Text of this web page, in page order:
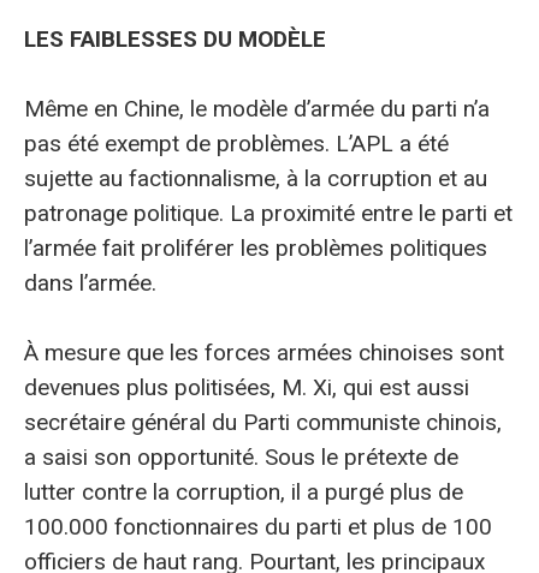
LES FAIBLESSES DU MODÈLE
Même en Chine, le modèle d’armée du parti n’a
pas été exempt de problèmes. L’APL a été
sujette au factionnalisme, à la corruption et au
patronage politique. La proximité entre le parti et
l’armée fait proliférer les problèmes politiques
dans l’armée.
À mesure que les forces armées chinoises sont
devenues plus politisées, M. Xi, qui est aussi
secrétaire général du Parti communiste chinois,
a saisi son opportunité. Sous le prétexte de
lutter contre la corruption, il a purgé plus de
100.000 fonctionnaires du parti et plus de 100
officiers de haut rang. Pourtant, les principaux